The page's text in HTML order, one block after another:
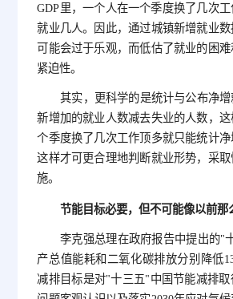
GDP里，一个人在一个季度换了几次
就业几人。因此，通过城镇新增就业
可能会过于乐观，而低估了就业的困
紧迫性。
其实，更科学的是统计与公布净
新增加的就业人数减去失业的人数，
个季度换了几次工作顶多就只能统计净
这样才可更合理地判断就业形势，采
施。
节能目标必要，但不可能像以前那
李克强总理在政府报告中提出的"
产总值能耗和二氧化碳排放分别降低
减排目标是对"十三五"中国节能减排